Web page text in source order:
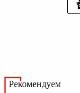
Рекомендуем